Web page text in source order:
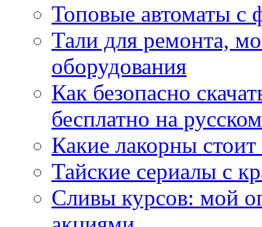
Топовые автоматы с
Тали для ремонта,
оборудования
Как безопасно
бесплатно на
Какие лакорны
Тайские сериалы с
Сливы курсов: мой